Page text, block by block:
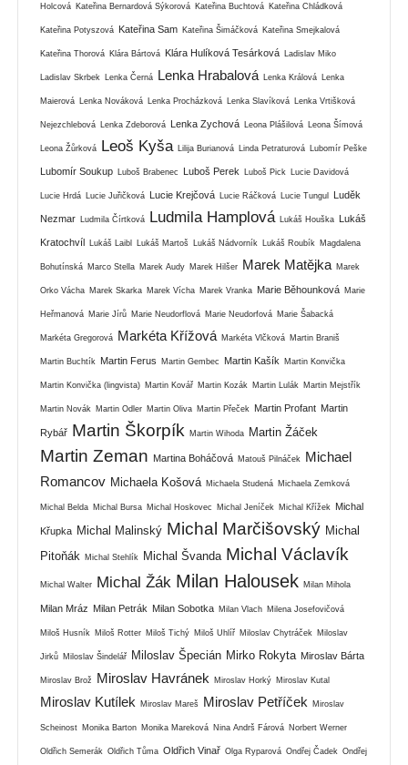
Holcová Kateřina Bernardová Sýkorová Kateřina Buchtová Kateřina Chládková
Kateřina Potyszová Kateřina Sam Kateřina Šimáčková Kateřina Smejkalová
Kateřina Thorová Klára Bártová Klára Hulíková Tesárková Ladislav Miko
Ladislav Skrbek Lenka Černá Lenka Hrabalová Lenka Králová Lenka
Maierová Lenka Nováková Lenka Procházková Lenka Slavíková Lenka Vrtišková
Nejezchlebová Lenka Zdeborová Lenka Zychová Leona Plášilová Leona Šímová
Leona Žůrková Leoš Kyša Lilija Burianová Linda Petraturová Lubomír Peške
Lubomír Soukup Luboš Brabenec Luboš Perek Luboš Pick Lucie Davidová
Lucie Hrdá Lucie Juřičková Lucie Krejčová Lucie Ráčková Lucie Tungul Luděk
Nezmar Ludmila Čírtková Ludmila Hamplová Lukáš Houška Lukáš
Kratochvíl Lukáš Laibl Lukáš Martoš Lukáš Nádvorník Lukáš Roubík Magdalena
Bohutínská Marco Stella Marek Audy Marek Hilšer Marek Matějka Marek
Orko Vácha Marek Skarka Marek Vícha Marek Vranka Marie Běhounková Marie
Heřmanová Marie Jírů Marie Neudorflová Marie Neudorfová Marie Šabacká
Markéta Gregorová Markéta Křížová Markéta Vlčková Martin Braniš
Martin Buchtík Martin Ferus Martin Gembec Martin Kašík Martin Konvička
Martin Konvička (lingvista) Martin Kovář Martin Kozák Martin Lulák Martin Mejstřík
Martin Novák Martin Odler Martin Oliva Martin Přeček Martin Profant Martin
Rybář Martin Škorpík Martin Wihoda Martin Žáček
Martin Zeman Martina Boháčová Matouš Pilnáček
Michael
Romancov Michaela Košová Michaela Studená Michaela Zemková
Michal Belda Michal Bursa Michal Hoskovec Michal Jeníček Michal Křížek Michal
Křupka Michal Malinský Michal Marčišovský Michal
Pitoňák
Michal Stehlík Michal Švanda Michal Václavík
Michal Walter Michal Žák Milan Halousek Milan Mihola
Milan Mráz Milan Petrák Milan Sobotka Milan Vlach Milena Josefovičová
Miloš Husník Miloš Rotter Miloš Tichý Miloš Uhlíř Miloslav Chytráček Miloslav
Jirků Miloslav Šindelář Miloslav Špecián Mirko Rokyta Miroslav Bárta
Miroslav Brož Miroslav Havránek Miroslav Horký Miroslav Kutal
Miroslav Kutílek Miroslav Mareš Miroslav Petříček Miroslav
Scheinost Monika Barton Monika Mareková Nina Andrš Fárová Norbert Werner
Oldřich Semerák Oldřich Tůma Oldřich Vinař Olga Ryparová Ondřej Čadek Ondřej